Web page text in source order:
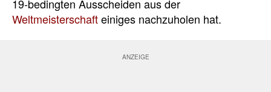
19-bedingten Ausscheiden aus der
Weltmeisterschafteiniges nachzuholen hat.